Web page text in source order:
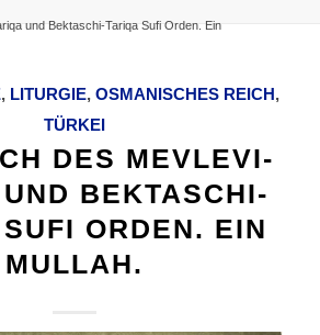
und Bektaschi-Tariqa Sufi Orden. Ein
, LITURGIE, OSMANISCHES REICH,
TÜRKEI
DES MEVLEVI-
BEKTASCHI-
ORDEN. EIN
MULLAH.